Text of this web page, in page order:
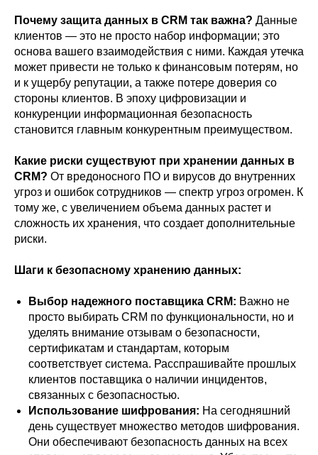
Почему защита данных в CRM так важна? Данные
клиентов — это не просто набор информации; это
основа вашего взаимодействия с ними. Каждая утечка
может привести не только к финансовым потерям, но
и к ущербу репутации, а также потере доверия со
стороны клиентов. В эпоху цифровизации и
конкуренции информационная безопасность
становится главным конкурентным преимуществом.
Какие риски существуют при хранении данных в
CRM? От вредоносного ПО и вирусов до внутренних
угроз и ошибок сотрудников — спектр угроз огромен. К
тому же, с увеличением объема данных растет и
сложность их хранения, что создает дополнительные
риски.
Шаги к безопасному хранению данных:
Выбор надежного поставщика CRM: Важно не
просто выбирать CRM по функциональности, но и
уделять внимание отзывам о безопасности,
сертификатам и стандартам, которым
соответствует система. Расспрашивайте прошлых
клиентов поставщика о наличии инцидентов,
связанных с безопасностью.
Использование шифрования: На сегодняшний
день существует множество методов шифрования.
Они обеспечивают безопасность данных на всех